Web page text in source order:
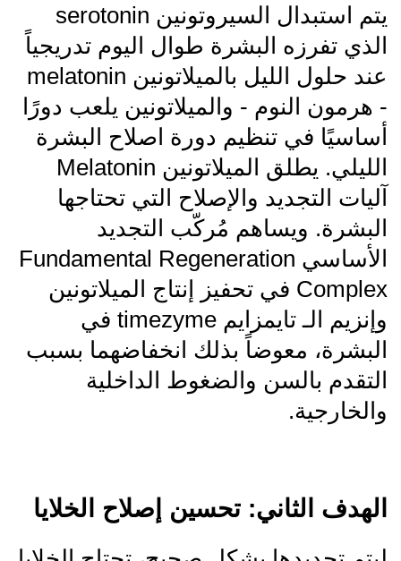
يتم استبدال السيروتونين serotonin
الذي تفرزه البشرة طوال اليوم تدريجياً
عند حلول الليل بالميلاتونين melatonin
- هرمون النوم - والميلاتونين يلعب دورًا
أساسيًا في تنظيم دورة اصلاح البشرة
الليلي. يطلق الميلاتونين Melatonin
آليات التجديد والإصلاح التي تحتاجها
البشرة. ويساهم مُركّب التجديد
الأساسي Fundamental Regeneration
Complex في تحفيز إنتاج الميلاتونين
وإنزيم الـ تايمزايم timezyme في
البشرة، معوضاً بذلك انخفاضهما بسبب
التقدم بالسن والضغوط الداخلية
والخارجية.
الهدف الثاني: تحسين إصلاح الخلايا